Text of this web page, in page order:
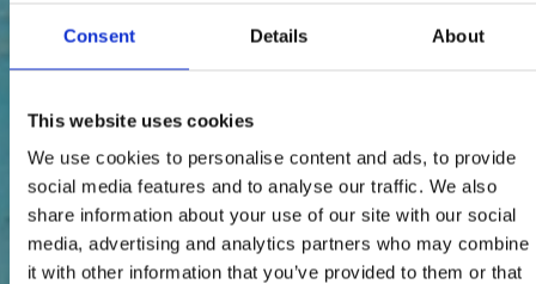
Consent Details About
This website uses cookies
We use cookies to personalise content and ads, to provide
social media features and to analyse our traffic. We also
share information about your use of our site with our social
media, advertising and analytics partners who may combine
it with other information that you’ve provided to them or that